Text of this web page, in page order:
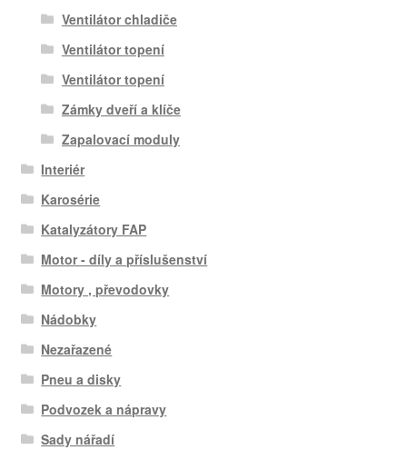
Ventilátor chladiče
Ventilátor topení
Ventilátor topení
Zámky dveří a klíče
Zapalovací moduly
Interiér
Karosérie
Katalyzátory FAP
Motor - díly a příslušenství
Motory , převodovky
Nádobky
Nezařazené
Pneu a disky
Podvozek a nápravy
Sady nářadí